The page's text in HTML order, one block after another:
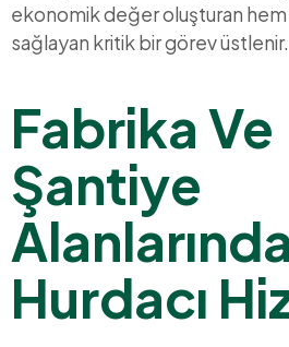
ekonomik değer oluşturan
sağlayan kritik bir görev üstlenir.
Fabrika Ve
Şantiye
Alanlarında
Hurdacı